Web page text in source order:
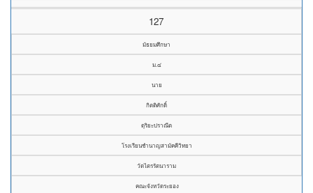
127
มัธยมศึกษา
ม.๔
นาย
กิตติศักดิ์
ดุริยะปราณีต
โรงเรียนชำนาญสามัคคีวิทยา
วัดไตรรัตนาราม
คณะจังหวัดระยอง